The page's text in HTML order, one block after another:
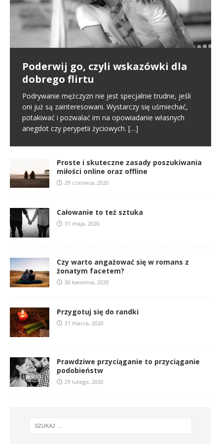
Poderwij go, czyli wskazówki dla
dobrego flirtu
Podrywanie mężczyzn nie jest specjalnie trudne, jeśli
oni już są zainteresowani. Wystarczy się uśmiechać,
potakiwać i pozwalać im na opowiadanie własnych
anegdot czy perypetii życiowych. […]
Pierwsze spotkanie
Poznajemy się na portalu randkowym i naszym
pierwszym kontaktem jest randka online. To normalny
schemat we współczesnym świecie. Na tym etapie
tworzy się pierwsze pierwsze[…]
Proste i skuteczne zasady
poszukiwania miłości online oraz
offline
W miłości nic nie jest proste i między innymi dlatego
jest ona tak wspaniała. Nie oznacza to jednak, że
samo zabieranie się za miłość musi
Proste i skuteczne zasady poszukiwania
miłości online oraz offline
29 czerwca, 2020
Całowanie to też sztuka
31 maja, 2020
Czy warto angażować się w romans z
żonatym facetem?
30 kwietnia, 2020
Przygotuj się do randki
31 marca, 2020
Prawdziwe przyciąganie to przyciąganie
podobieństw
29 lutego, 2020